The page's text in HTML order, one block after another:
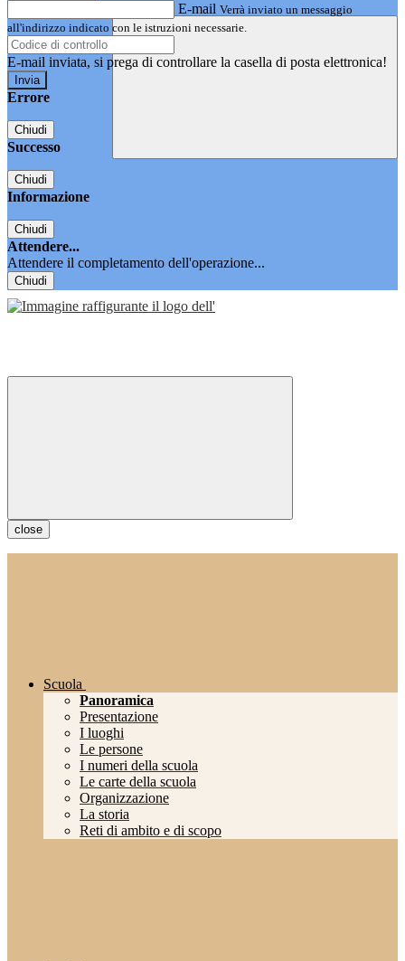
E-mail Verrà inviato un messaggio
all'indirizzo indicato con le istruzioni necessarie.
E-mail inviata, si prega di controllare la casella di posta elettronica!
Errore
Chiudi
Successo
Chiudi
Informazione
Chiudi
Attendere...
Attendere il completamento dell'operazione...
Chiudi
close
Scuola
Panoramica
Presentazione
I luoghi
Le persone
I numeri della scuola
Le carte della scuola
Organizzazione
La storia
Reti di ambito e di scopo